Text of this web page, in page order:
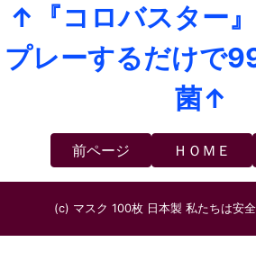
↑『コロバスター
プレーするだけで
菌↑
前ページ ＨＯＭＥ
(c) マスク 100枚 日本製 私たちは安全